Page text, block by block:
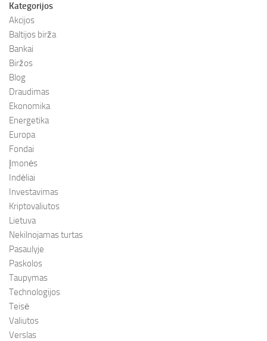
Kategorijos
Akcijos
Baltijos birža
Bankai
Biržos
Blog
Draudimas
Ekonomika
Energetika
Europa
Fondai
Įmonės
Indėliai
Investavimas
Kriptovaliutos
Lietuva
Nekilnojamas turtas
Pasaulyje
Paskolos
Taupymas
Technologijos
Teisė
Valiutos
Verslas